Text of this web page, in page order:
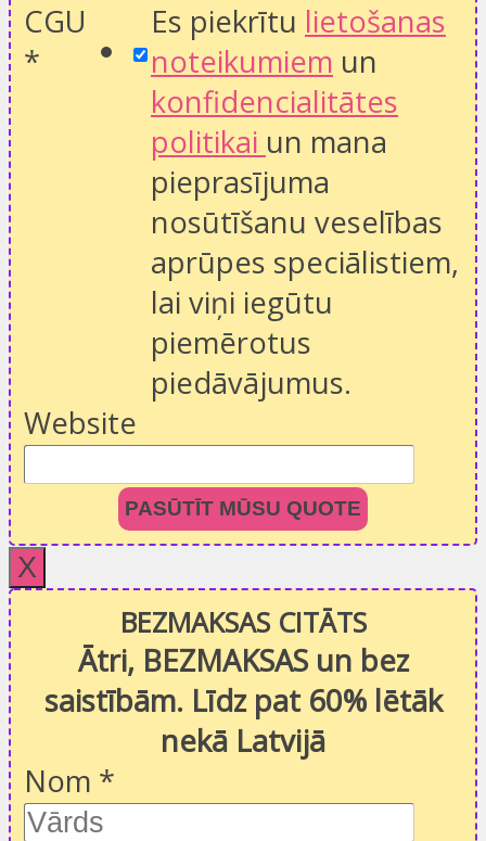
CGU
*
Es piekrītu lietošanas
noteikumiem un
konfidencialitātes
politikai un mana
pieprasījuma
nosūtīšanu veselības
aprūpes speciālistiem,
lai viņi iegūtu
piemērotus
piedāvājumus.
Website
PASŪTĪT MŪSU QUOTE
X
BEZMAKSAS CITĀTS
Ātri, BEZMAKSAS un bez
saistībām. Līdz pat 60% lētāk
nekā Latvijā
Nom *